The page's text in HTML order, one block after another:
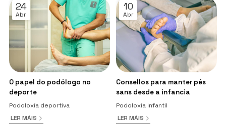
24
Abr
O papel do podólogo no
deporte
Podoloxía deportiva
LER MÁIS
10
Abr
Consellos para manter pés
sans desde a infancia
Podoloxía infantil
LER MÁIS